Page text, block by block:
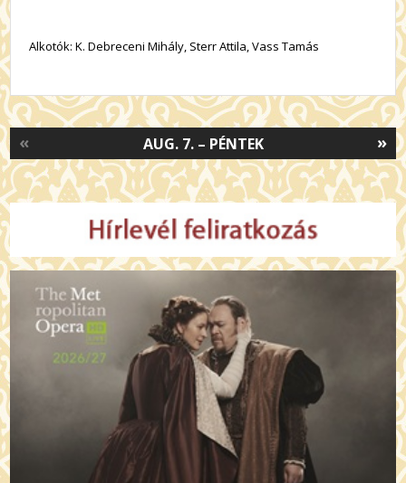
Alkotók: K. Debreceni Mihály, Sterr Attila, Vass Tamás
»
AUG. 7. – PÉNTEK
«